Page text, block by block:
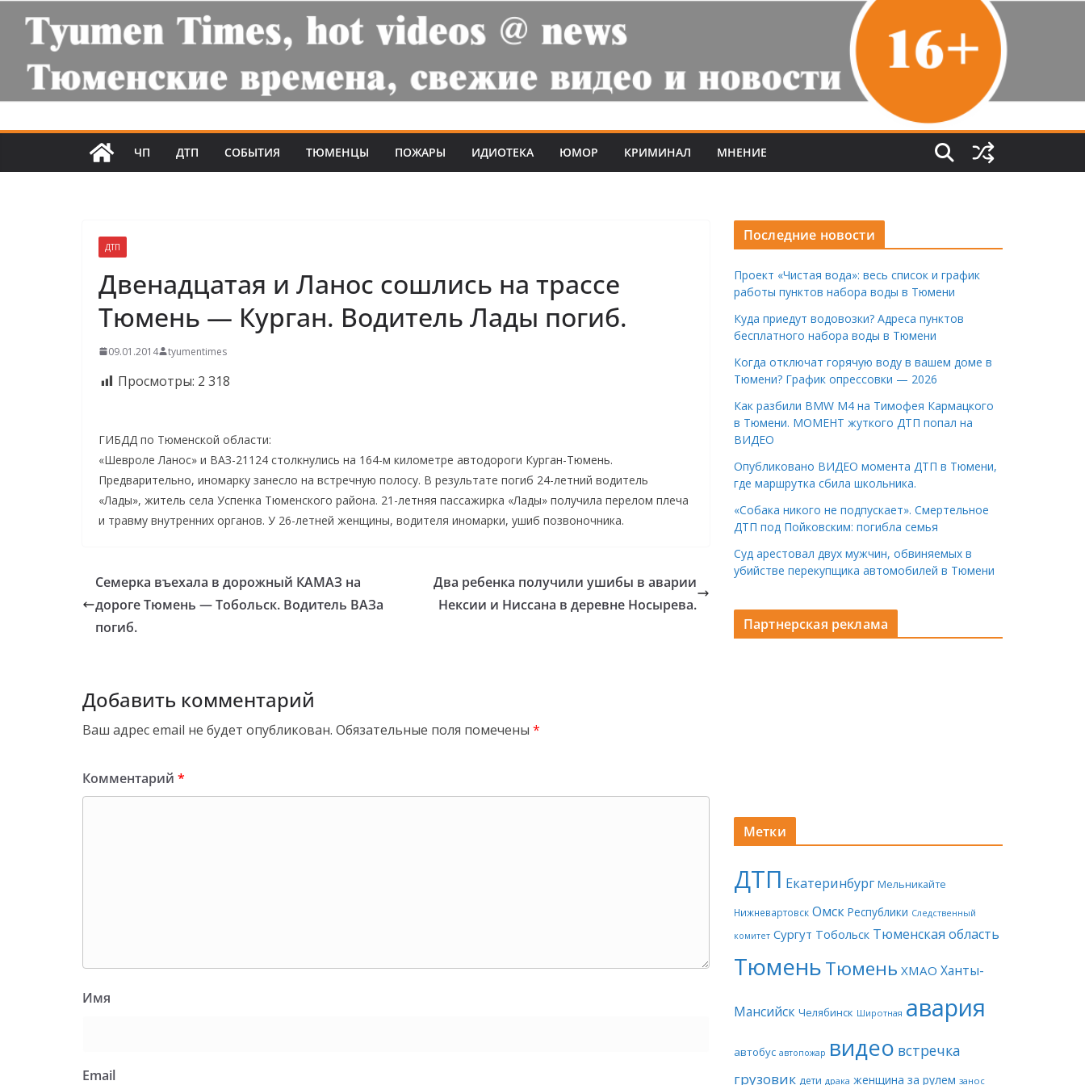
ЧП ДТП СОБЫТИЯ ТЮМЕНЦЫ ПОЖАРЫ ИДИОТЕКА ЮМОР КРИМИНАЛ МНЕНИЕ
ДТП
Двенадцатая и Ланос сошлись на трассе
Тюмень — Курган. Водитель Лады погиб.
09.01.2014 tyumentimes
Просмотры: 2 318
ГИБДД по Тюменской области:
«Шевроле Ланос» и ВАЗ-21124 столкнулись на 164-м километре автодороги Курган-Тюмень.
Предварительно, иномарку занесло на встречную полосу. В результате погиб 24-летний водитель
«Лады», житель села Успенка Тюменского района. 21-летняя пассажирка «Лады» получила перелом плеча
и травму внутренних органов. У 26-летней женщины, водителя иномарки, ушиб позвоночника.
Семерка въехала в дорожный КАМАЗ на
дороге Тюмень — Тобольск. Водитель ВАЗа
погиб.
Два ребенка получили ушибы в аварии
Нексии и Ниссана в деревне Носырева.
Добавить комментарий
Ваш адрес email не будет опубликован. Обязательные поля помечены *
Комментарий *
Имя
Email
Последние новости
Проект «Чистая вода»: весь список и график
работы пунктов набора воды в Тюмени
Куда приедут водовозки? Адреса пунктов
бесплатного набора воды в Тюмени
Когда отключат горячую воду в вашем доме в
Тюмени? График опрессовки — 2026
Как разбили BMW M4 на Тимофея Кармацкого
в Тюмени. МОМЕНТ жуткого ДТП попал на
ВИДЕО
Опубликовано ВИДЕО момента ДТП в Тюмени,
где маршрутка сбила школьника.
«Собака никого не подпускает». Смертельное
ДТП под Пойковским: погибла семья
Суд арестовал двух мужчин, обвиняемых в
убийстве перекупщика автомобилей в Тюмени
Партнерская реклама
Метки
ДТП Екатеринбург Мельникайте
Нижневартовск Омск Республики Следственный
комитет Сургут Тобольск Тюменская область
ТюменьТюмень ХМАО Ханты-
Мансийск Челябинск Широтная авария
автобус автопожар видео встречка
грузовик дети драка женщина за рулем занос